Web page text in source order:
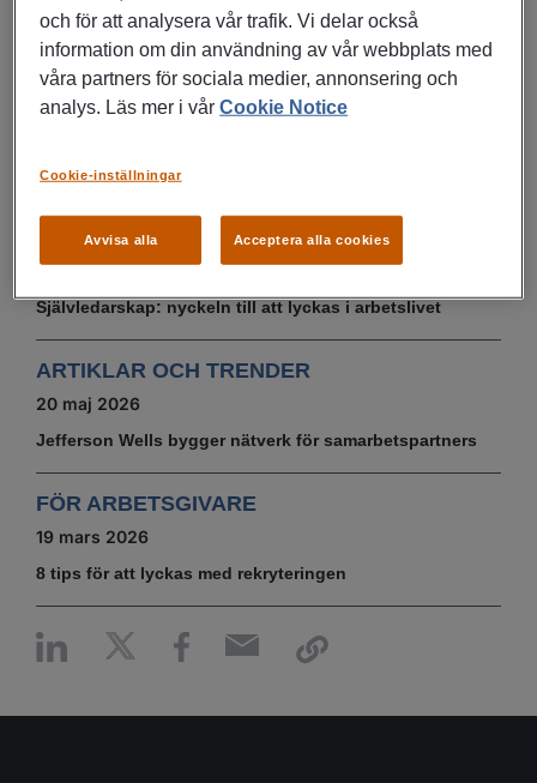
paus på 15-30 minuter.
Ungefär så enkelt är det – testa tekniken nu när du har
grunderna!
ARTIKLAR OCH TRENDER
22 juni 2026
Självledarskap: nyckeln till att lyckas i arbetslivet
ARTIKLAR OCH TRENDER
20 maj 2026
Jefferson Wells bygger nätverk för samarbetspartners
FÖR ARBETSGIVARE
19 mars 2026
8 tips för att lyckas med rekryteringen
och för att analysera vår trafik. Vi delar också
information om din användning av vår webbplats med
våra partners för sociala medier, annonsering och
analys. Läs mer i vårCookie Notice
Avvisa alla Acceptera alla cookies
Cookie-inställningar